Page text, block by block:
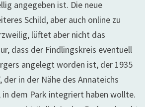
angegeben ist. Die neue
Schild, aber auch online zu
lüftet aber nicht das
dass der Findlingskreis eventuell
angelegt worden ist, der 1935
der in der Nähe des Annateichs
dem Park integriert haben wollte.